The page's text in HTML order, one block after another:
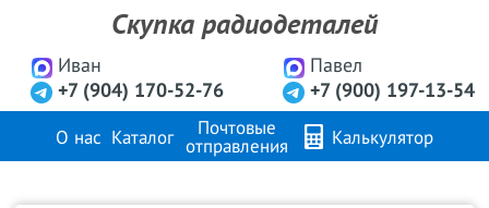
Иван
+7 (904) 170-52-76
Павел
+7 (900) 197-13-54
Скупка радиодеталей
О нас Каталог
Почтовые
отправления
Калькулятор